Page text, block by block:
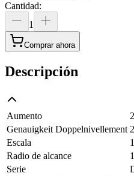
Cantidad:
1
Comprar ahora
Descripción
Aumento
Genauigkeit Doppelnivellement
Escala
Radio de alcance
Serie